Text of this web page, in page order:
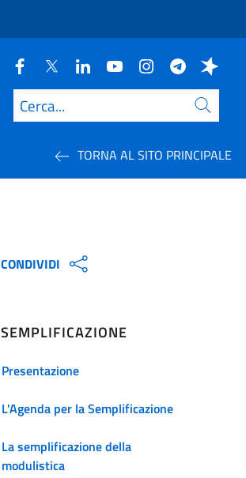
Cerca
TORNA AL SITO PRINCIPALE
CONDIVIDI
SEMPLIFICAZIONE
Presentazione
L'Agenda per la Semplificazione
La semplificazione della
modulistica